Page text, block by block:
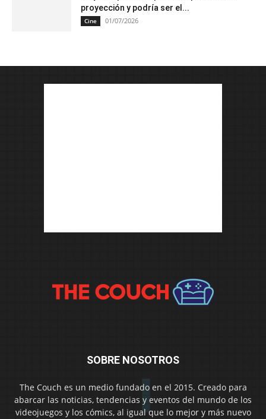
proyección y podría ser el...
Cine 01/07/2026
SOBRE NOSOTROS
The Couch es un medio fundado en el 2015. Creado para
abarcar las noticias, tendencias y eventos del mundo de los
videojuegos y los cómics, al igual que lo mejor y más nuevo